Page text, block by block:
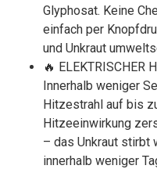
Glyphosat. Keine
einfach per
und Unkraut
🔥 ELEKTRISCHER
Innerhalb weniger
Hitzestrahl auf bis
Hitzeeinwirkung
– das Unkraut stirbt
innerhalb weniger